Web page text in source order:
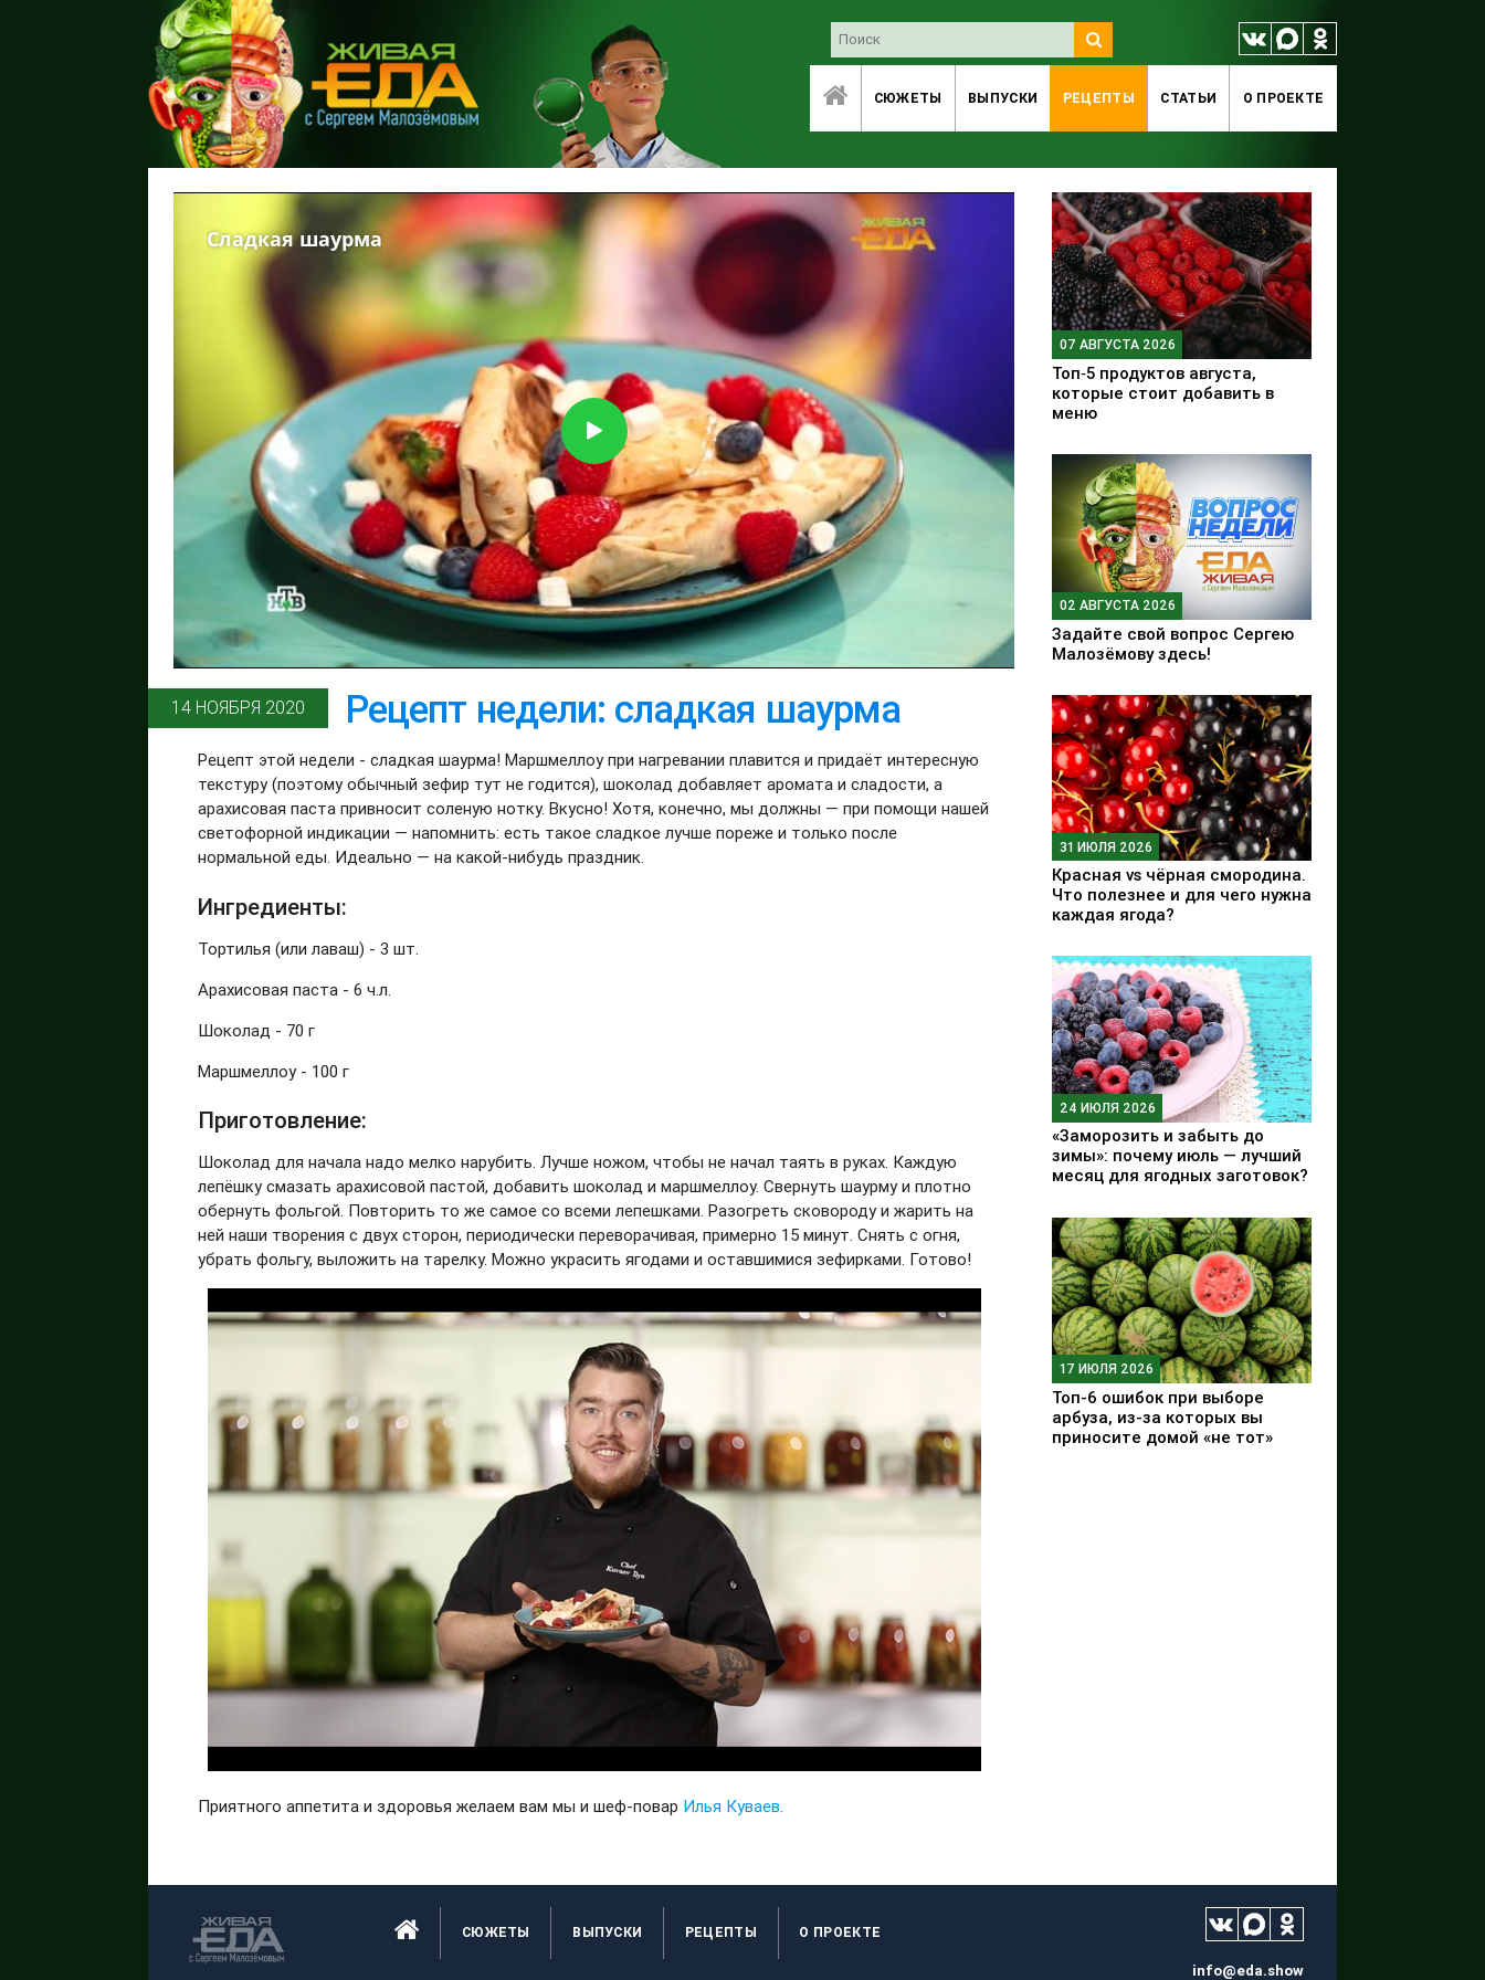
СЮЖЕТЫ ВЫПУСКИ РЕЦЕПТЫ СТАТЬИ O ПРОЕКТЕ
14 НОЯБРЯ 2020 Рецепт недели: сладкая шаурма
Рецепт этой недели - сладкая шаурма! Маршмеллоу при нагревании плавится и придаёт интересную
текстуру (поэтому обычный зефир тут не годится), шоколад добавляет аромата и сладости, а
арахисовая паста привносит соленую нотку. Вкусно! Хотя, конечно, мы должны — при помощи нашей
светофорной индикации — напомнить: есть такое сладкое лучше пореже и только после
нормальной еды. Идеально — на какой-нибудь праздник.
Ингредиенты:
Тортилья (или лаваш) - 3 шт.
Арахисовая паста - 6 ч.л.
Шоколад - 70 г
Маршмеллоу - 100 г
Приготовление:
Шоколад для начала надо мелко нарубить. Лучше ножом, чтобы не начал таять в руках. Каждую
лепёшку смазать арахисовой пастой, добавить шоколад и маршмеллоу. Свернуть шаурму и плотно
обернуть фольгой. Повторить то же самое со всеми лепешками. Разогреть сковороду и жарить на
ней наши творения с двух сторон, периодически переворачивая, примерно 15 минут. Снять с огня,
убрать фольгу, выложить на тарелку. Можно украсить ягодами и оставшимися зефирками. Готово!
Приятного аппетита и здоровья желаем вам мы и шеф-повар Илья Куваев.
07 АВГУСТА 2026
Топ‑5 продуктов августа,
которые стоит добавить в
меню
02 АВГУСТА 2026
Задайте свой вопрос Сергею
Малозёмову здесь!
31 ИЮЛЯ 2026
Красная vs чёрная смородина.
Что полезнее и для чего нужна
каждая ягода?
24 ИЮЛЯ 2026
«Заморозить и забыть до
зимы»: почему июль — лучший
месяц для ягодных заготовок?
17 ИЮЛЯ 2026
Топ-6 ошибок при выборе
арбуза, из-за которых вы
приносите домой «не тот»
СЮЖЕТЫ ВЫПУСКИ РЕЦЕПТЫ O ПРОЕКТЕ
info@eda.show